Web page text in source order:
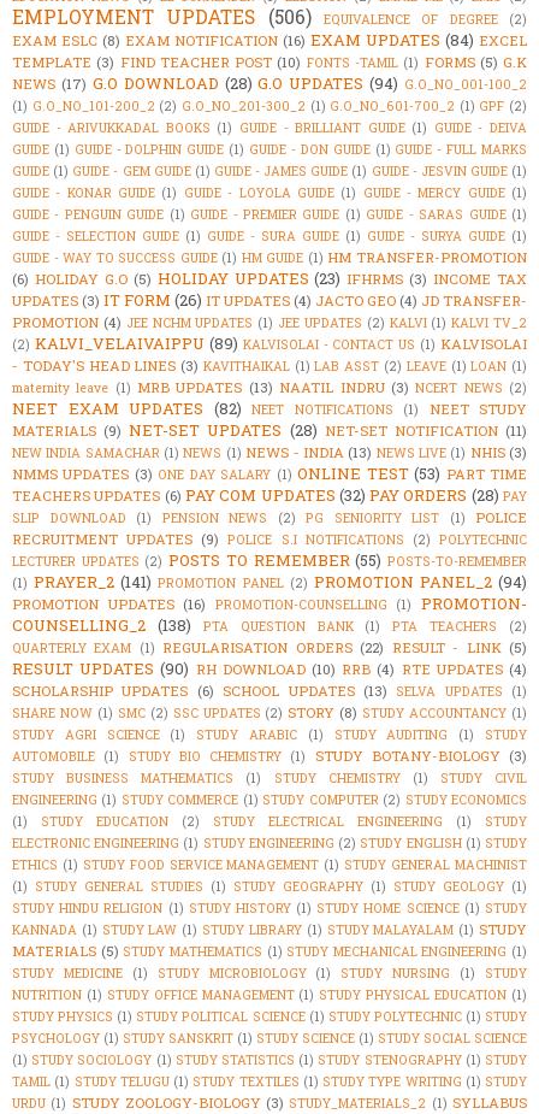
EMPLOYMENT UPDATES (506) EQUIVALENCE OF DEGREE (2)
EXAM ESLC (8) EXAM NOTIFICATION (16) EXAM UPDATES (84) EXCEL
TEMPLATE (3) FIND TEACHER POST (10) FONTS -TAMIL (1) FORMS (5) G.K
NEWS (17) G.O DOWNLOAD (28) G.O UPDATES (94) G.O_NO_001-100_2
(1) G.O_NO_101-200_2 (2) G.O_NO_201-300_2 (1) G.O_NO_601-700_2 (1) GPF (2)
GUIDE - ARIVUKKADAL BOOKS (1) GUIDE - BRILLIANT GUIDE (1) GUIDE - DEIVA
GUIDE (1) GUIDE - DOLPHIN GUIDE (1) GUIDE - DON GUIDE (1) GUIDE - FULL MARKS
GUIDE (1) GUIDE - GEM GUIDE (1) GUIDE - JAMES GUIDE (1) GUIDE - JESVIN GUIDE (1)
GUIDE - KONAR GUIDE (1) GUIDE - LOYOLA GUIDE (1) GUIDE - MERCY GUIDE (1)
GUIDE - PENGUIN GUIDE (1) GUIDE - PREMIER GUIDE (1) GUIDE - SARAS GUIDE (1)
GUIDE - SELECTION GUIDE (1) GUIDE - SURA GUIDE (1) GUIDE - SURYA GUIDE (1)
GUIDE - WAY TO SUCCESS GUIDE (1) HM GUIDE (1) HM TRANSFER-PROMOTION
(6) HOLIDAY G.O (5) HOLIDAY UPDATES (23) IFHRMS (3) INCOME TAX
UPDATES (3) IT FORM (26) IT UPDATES (4) JACTO GEO (4) JD TRANSFER-
PROMOTION (4) JEE NCHM UPDATES (1) JEE UPDATES (2) KALVI (1) KALVI TV_2
(2) KALVI_VELAIVAIPPU (89) KALVISOLAI - CONTACT US (1) KALVISOLAI
- TODAY'S HEAD LINES (3) KAVITHAIKAL (1) LAB ASST (2) LEAVE (1) LOAN (1)
maternity leave (1) MRB UPDATES (13) NAATIL INDRU (3) NCERT NEWS (2)
NEET EXAM UPDATES (82) NEET NOTIFICATIONS (1)
NEET STUDY
MATERIALS (9) NET-SET UPDATES (28) NET-SET NOTIFICATION (11)
NEW INDIA SAMACHAR (1) NEWS (1) NEWS - INDIA (13) NEWS LIVE (1) NHIS (3)
NMMS UPDATES (3) ONE DAY SALARY (1) ONLINE TEST (53) PART TIME
TEACHERS UPDATES (6) PAY COM UPDATES (32) PAY ORDERS (28) PAY
SLIP DOWNLOAD
(1) PENSION NEWS (2) PG SENIORITY LIST (1)
POLICE
RECRUITMENT UPDATES (9) POLICE S.I NOTIFICATIONS (2) POLYTECHNIC
LECTURER UPDATES (2) POSTS TO REMEMBER (55) POSTS-TO-REMEMBER
(1) PRAYER_2 (141) PROMOTION PANEL (2) PROMOTION PANEL_2 (94)
PROMOTION UPDATES (16) PROMOTION-COUNSELLING (1)
PROMOTION-
COUNSELLING_2 (138) PTA QUESTION BANK (1) PTA TEACHERS
(2)
QUARTERLY EXAM (1) REGULARISATION ORDERS (22) RESULT - LINK (5)
RESULT UPDATES (90) RH DOWNLOAD (10) RRB (4) RTE UPDATES (4)
SCHOLARSHIP UPDATES (6) SCHOOL UPDATES (13) SELVA UPDATES
(1)
SHARE NOW (1) SMC (2) SSC UPDATES (2) STORY (8) STUDY ACCOUNTANCY (1)
STUDY AGRI SCIENCE
(1) STUDY ARABIC (1) STUDY AUDITING (1)
STUDY
AUTOMOBILE (1) STUDY BIO CHEMISTRY (1) STUDY BOTANY-BIOLOGY (3)
STUDY BUSINESS MATHEMATICS (1) STUDY CHEMISTRY (1)
STUDY CIVIL
ENGINEERING (1) STUDY COMMERCE (1) STUDY COMPUTER (2) STUDY ECONOMICS
(1)
STUDY EDUCATION (2) STUDY ELECTRICAL ENGINEERING (1)
STUDY
ELECTRONIC ENGINEERING (1) STUDY ENGINEERING (2) STUDY ENGLISH (1) STUDY
ETHICS (1) STUDY FOOD SERVICE MANAGEMENT (1) STUDY GENERAL MACHINIST
(1) STUDY GENERAL STUDIES (1) STUDY GEOGRAPHY (1) STUDY GEOLOGY (1)
STUDY HINDU RELIGION (1) STUDY HISTORY (1) STUDY HOME SCIENCE (1) STUDY
KANNADA (1) STUDY LAW (1) STUDY LIBRARY (1) STUDY MALAYALAM (1) STUDY
MATERIALS (5) STUDY MATHEMATICS (1) STUDY MECHANICAL ENGINEERING (1)
STUDY MEDICINE
(1) STUDY MICROBIOLOGY (1) STUDY NURSING (1)
STUDY
NUTRITION (1) STUDY OFFICE MANAGEMENT (1) STUDY PHYSICAL EDUCATION (1)
STUDY PHYSICS (1) STUDY POLITICAL SCIENCE (1) STUDY POLYTECHNIC (1) STUDY
PSYCHOLOGY (1) STUDY SANSKRIT (1) STUDY SCIENCE (1) STUDY SOCIAL SCIENCE
(1) STUDY SOCIOLOGY (1) STUDY STATISTICS (1) STUDY STENOGRAPHY (1) STUDY
TAMIL (1) STUDY TELUGU (1) STUDY TEXTILES (1) STUDY TYPE WRITING (1) STUDY
URDU (1) STUDY ZOOLOGY-BIOLOGY (3) STUDY_MATERIALS_2 (1) SYLLABUS